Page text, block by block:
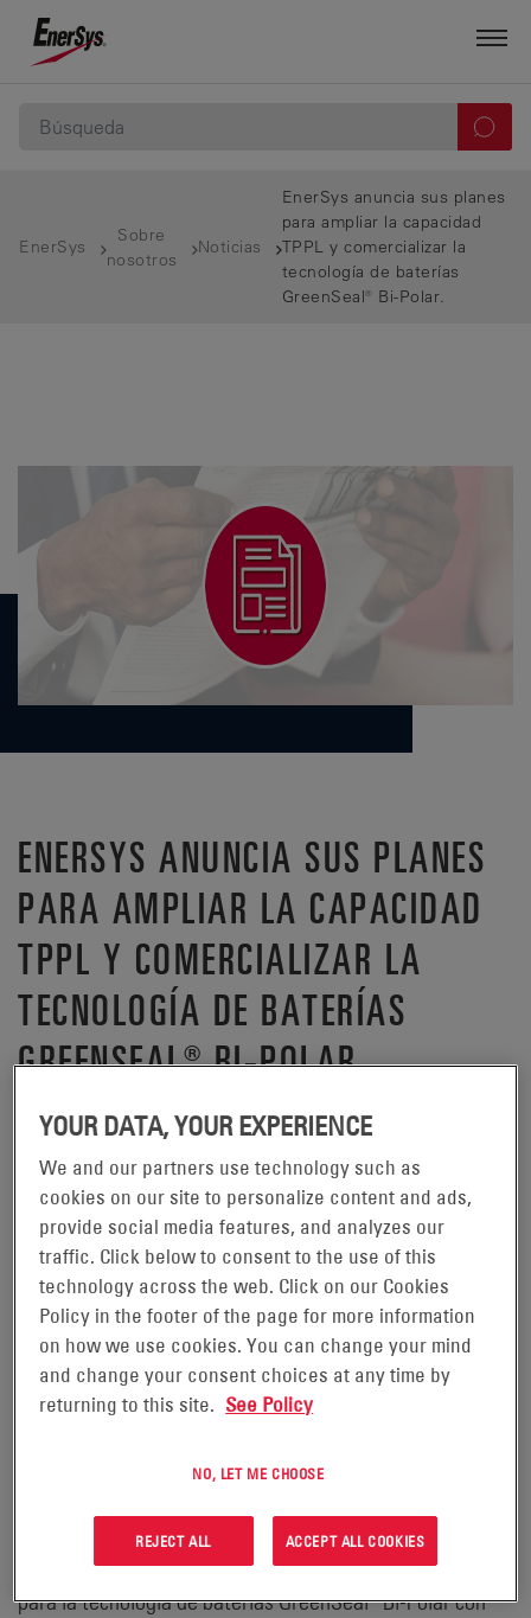
EnerSys
Sobre
nosotros
Noticias
EnerSys anuncia sus planes
para ampliar la capacidad
TPPL y comercializar la
tecnología de baterías
GreenSeal® Bi-Polar.
ENERSYS ANUNCIA SUS PLANES
PARA AMPLIAR LA CAPACIDAD
TPPL Y COMERCIALIZAR LA
TECNOLOGÍA DE BATERÍAS
GREENSEAL® BI-POLAR.
READING, Pensilvania, 11 de junio
de 2019 -
El líder mundial en soluciones de energía almacenada
para aplicaciones industriales EnerSys (NYSE:ENS) ha
anunciado hoy que tiene previsto ampliar su capacidad
de placas delgadas de plomo puro (TPPL) en los próximos
tres años con una inversión de más de 100 millones de
dólares, junto con un aumento previsto del 15% gracias a
la aplicación continua de los principios de la metodología
millones de dólares al año. La empresa también tiene
previsto continuar con sus esfuerzos de comercialización
para la tecnología de baterías GreenSeal® Bi-Polar con
YOUR DATA, YOUR EXPERIENCE
We and our partners use technology such as
cookies on our site to personalize content and ads,
provide social media features, and analyzes our
traffic. Click below to consent to the use of this
technology across the web. Click on our Cookies
Policy in the footer of the page for more information
on how we use cookies. You can change your mind
and change your consent choices at any time by
returning to this site. See Policy
NO, LET ME CHOOSE
REJECT ALL ACCEPT ALL COOKIES